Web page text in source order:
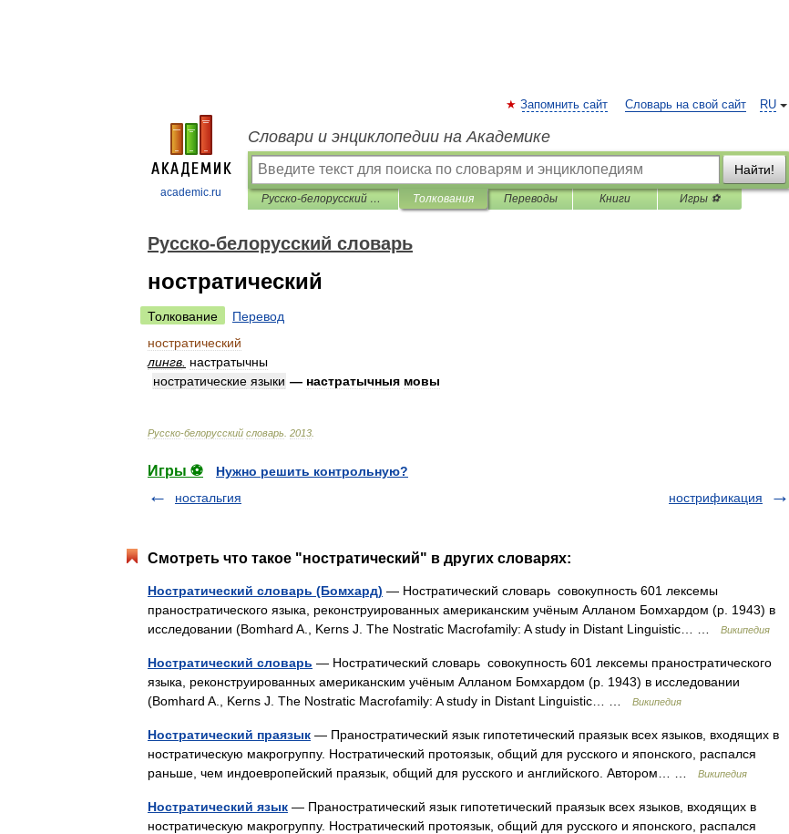
academic.ru
RU
Запомнить сайт Словарь на свой сайт
Словари и энциклопедии на Академике
Найти!
Русско-белорусский словарь Толкования Переводы Книги Игры ⚽
Русско-белорусский словарь
ностратический
Толкование
Перевод
ностратический
лингв настратычны
ностратические языки — настратычныя мовы
Русско-белорусский словарь 2013
Игры ⚽
Нужно решить контрольную?
ностальгия
нострификация
Смотреть что такое "ностратический" в других словарях:
Ностратический словарь (Бомхард) — Ностратический словарь совокупность 601 лексемы
праностратического языка, реконструированных американским учёным Алланом Бомхардом (р. 1943) в
исследовании (Bomhard A., Kerns J. The Nostratic Macrofamily: A study in Distant Linguistic… …
Википедия
Ностратический словарь — Ностратический словарь совокупность 601 лексемы праностратического
языка, реконструированных американским учёным Алланом Бомхардом (р. 1943) в исследовании
(Bomhard A., Kerns J. The Nostratic Macrofamily: A study in Distant Linguistic… …
Википедия
Ностратический праязык — Праностратический язык гипотетический праязык всех языков, входящих в
ностратическую макрогруппу. Ностратический протоязык, общий для русского и японского, распался
раньше, чем индоевропейский праязык, общий для русского и английского. Автором… …
Википедия
Ностратический язык — Праностратический язык гипотетический праязык всех языков, входящих в
ностратическую макрогруппу. Ностратический протоязык, общий для русского и японского, распался